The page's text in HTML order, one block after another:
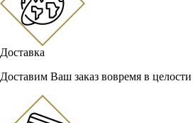
Доставка
Доставим Ваш заказ вовремя в